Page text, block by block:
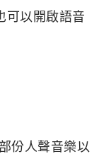
可以開啟語音
份人聲音樂以